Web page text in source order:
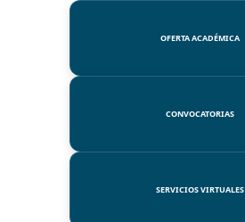
OFERTA ACADÉMICA
CONVOCATORIAS
SERVICIOS VIRTUALES